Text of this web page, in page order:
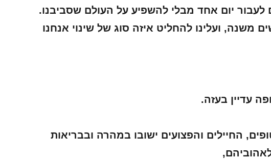
לעבור יום אחד מבלי להשפיע על העולם שסביבנו.
משנה, ועלינו להחליט איזה סוג של שינוי אנחנו
החיילים והפצועים ישובו במהרה ובבריאות